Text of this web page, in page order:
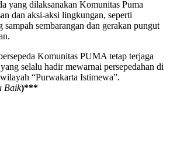
yang dilaksanakan Komunitas Puma
dan aksi-aksi lingkungan, seperti
sampah sembarangan dan gerakan pungut
Komunitas PUMA tetap terjaga
selalu hadir mewarnai persepedahan di
“Purwakarta Istimewa”.
Baik)***